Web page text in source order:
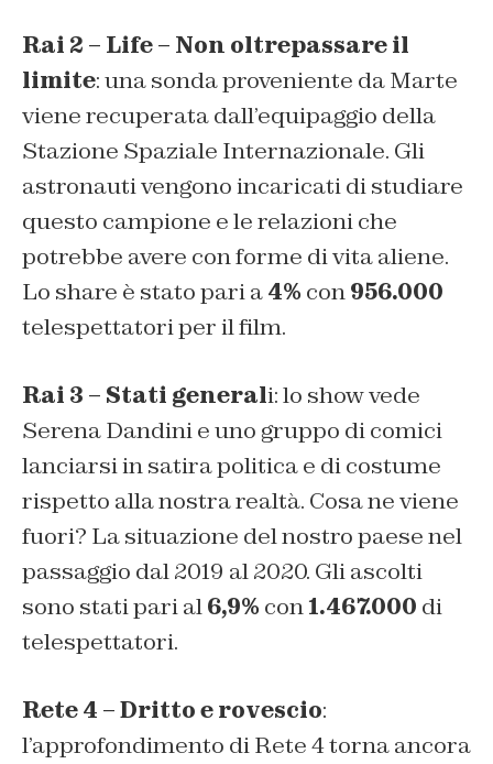
Rai 2 – Life – Non oltrepassare il
limite: una sonda proveniente da Marte
viene recuperata dall’equipaggio della
Stazione Spaziale Internazionale. Gli
astronauti vengono incaricati di studiare
questo campione e le relazioni che
potrebbe avere con forme di vita aliene.
Lo share è stato pari a4% con956.000
telespettatori per il film.
Rai 3 – Stati generali: lo show vede
Serena Dandini e uno gruppo di comici
lanciarsi in satira politica e di costume
rispetto alla nostra realtà. Cosa ne viene
fuori? La situazione del nostro paese nel
passaggio dal 2019 al 2020. Gli ascolti
sono stati pari al6,9% con1.467.000 di
telespettatori.
Rete 4 – Dritto e rovescio:
l’approfondimento di Rete 4 torna ancora